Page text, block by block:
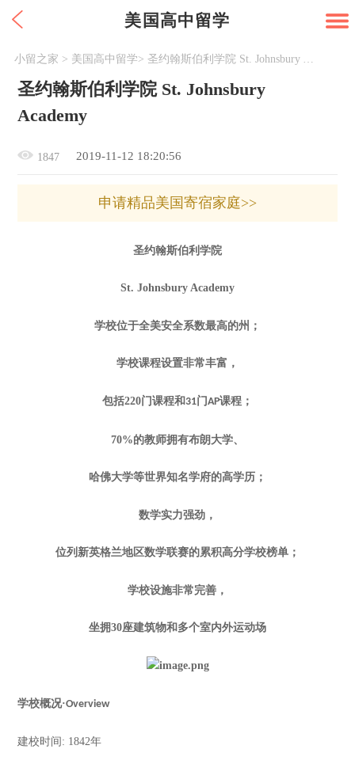
美国高中留学
小留之家 > 美国高中留学>
圣约翰斯伯利学院 St. Johnsbury
Academy
1847 2019-11-12 18:20:56
申请精品美国寄宿家庭>>
圣约翰斯伯利学院
St. Johnsbury Academy
学校位于全美安全系数最高的州；
学校课程设置非常丰富，
包括220门课程和 31门AP课程；
70%的教师拥有布朗大学、
哈佛大学等世界知名学府的高学历；
数学实力强劲，
位列新英格兰地区数学联赛的累积高分学校榜单；
学校设施非常完善，
坐拥30座建筑物和多个室内外运动场
学校概况·Overview
建校时间 : 1842年